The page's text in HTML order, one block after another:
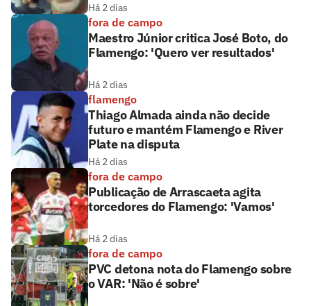
Há 2 dias
fora de campo
Maestro Júnior critica José Boto, do
Flamengo: 'Quero ver resultados'
Há 2 dias
flamengo
Thiago Almada ainda não decide
futuro e mantém Flamengo e River
Plate na disputa
Há 2 dias
fora de campo
Publicação de Arrascaeta agita
torcedores do Flamengo: 'Vamos'
Há 2 dias
fora de campo
PVC detona nota do Flamengo sobre
o VAR: 'Não é sobre'